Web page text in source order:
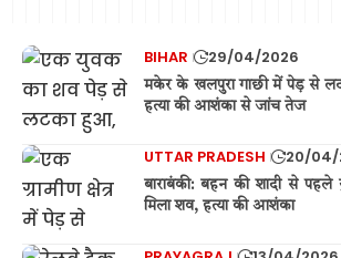
BIHAR 29/04/2026
मकेर के खलपुरा गाछी में पेड़ से
हत्या की आशंका से जांच तेज
UTTAR PRADESH 20/04/
बाराबंकी: बहन की शादी से
मिला शव, हत्या की आशंका